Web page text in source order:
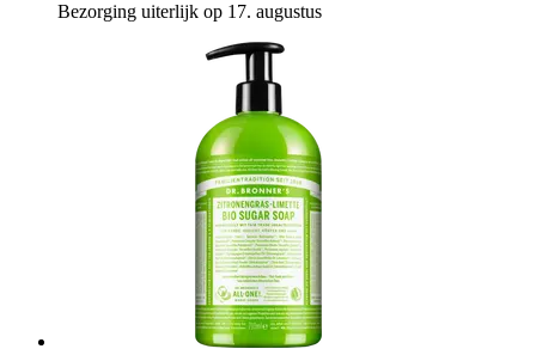
Bezorging uiterlijk op 17. augustus